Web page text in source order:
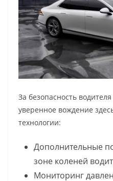
За безопасность
уверенное вождение
технологии:
Дополнительные
зоне коленей
Мониторинг